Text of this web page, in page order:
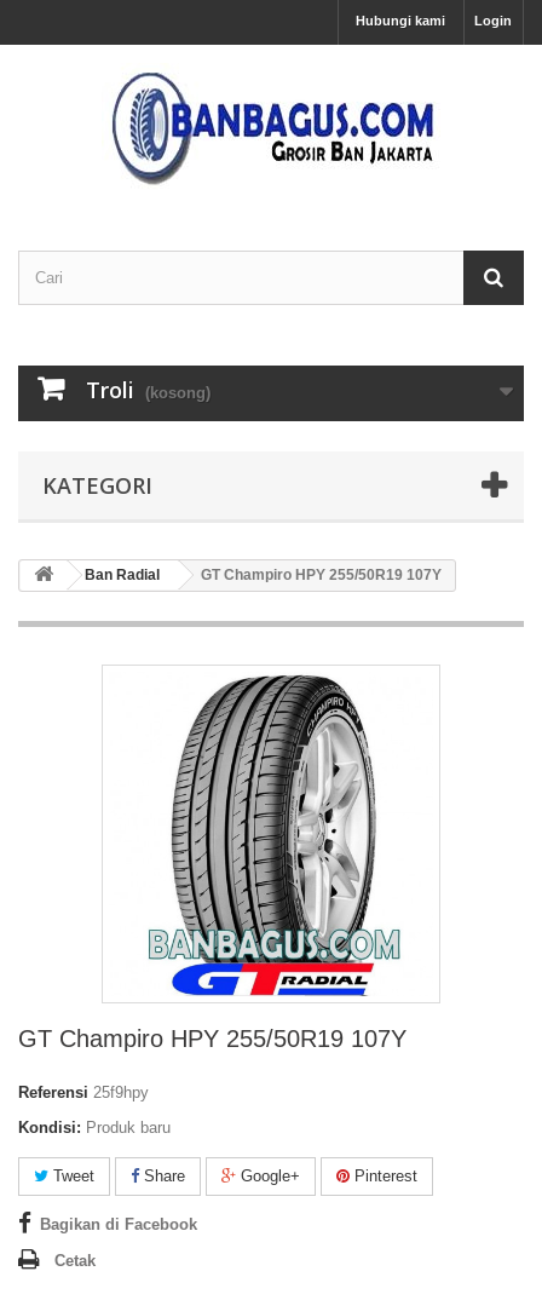
Login
Hubungi kami
Troli (kosong)
KATEGORI
Ban Radial GT Champiro HPY 255/50R19 107Y
GT Champiro HPY 255/50R19 107Y
Referensi 25f9hpy
Kondisi: Produk baru
Tweet Share Google+ Pinterest
Bagikan di Facebook
Cetak